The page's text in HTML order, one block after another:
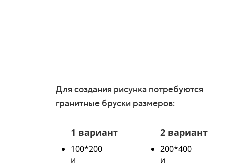
Для создания рисунка потребуются
гранитные бруски размеров:
1 вариант
100*200
и
2 вариант
200*400
и